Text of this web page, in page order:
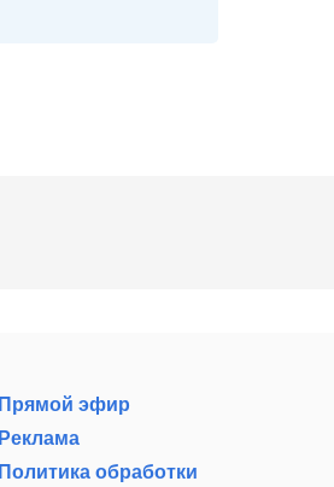
Прямой эфир
Реклама
Политика обработки